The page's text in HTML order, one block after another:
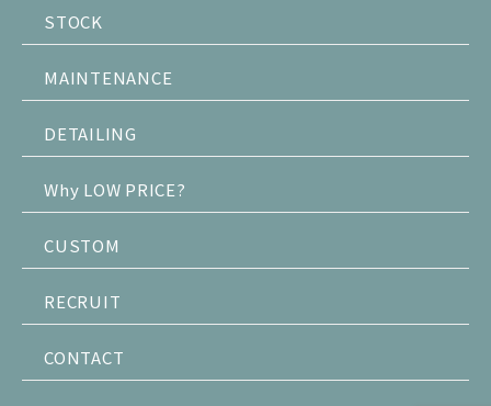
STOCK
MAINTENANCE
DETAILING
Why LOW PRICE?
CUSTOM
RECRUIT
CONTACT